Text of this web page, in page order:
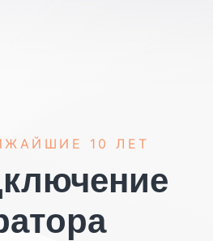
10 ЛЕТ